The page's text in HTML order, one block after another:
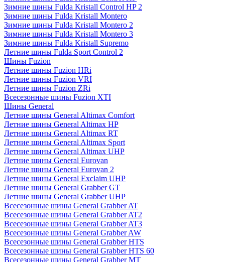
Зимние шины Fulda Kristall Control HP 2
Зимние шины Fulda Kristall Montero
Зимние шины Fulda Kristall Montero 2
Зимние шины Fulda Kristall Montero 3
Зимние шины Fulda Kristall Supremo
Летние шины Fulda Sport Control 2
Шины Fuzion
Летние шины Fuzion HRi
Летние шины Fuzion VRI
Летние шины Fuzion ZRi
Всесезонные шины Fuzion XTI
Шины General
Летние шины General Altimax Comfort
Летние шины General Altimax HP
Летние шины General Altimax RT
Летние шины General Altimax Sport
Летние шины General Altimax UHP
Летние шины General Eurovan
Летние шины General Eurovan 2
Летние шины General Exclaim UHP
Летние шины General Grabber GT
Летние шины General Grabber UHP
Всесезонные шины General Grabber AT
Всесезонные шины General Grabber AT2
Всесезонные шины General Grabber AT3
Всесезонные шины General Grabber AW
Всесезонные шины General Grabber HTS
Всесезонные шины General Grabber HTS 60
Всесезонные шины General Grabber MT